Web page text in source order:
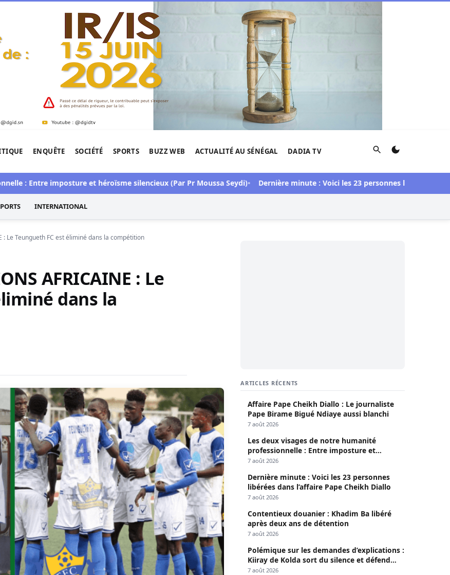
de l'Afrique.
ENQUÊTE SOCIÉTÉ SPORTS BUZZ WEB ACTUALITÉ AU SÉNÉGAL DADIA TV Rechercher
imposture et héroïsme silencieux (Par Pr Moussa Seydi) Dernière minute : Voici les 23 personnes libérées dans
INTERNATIONAL
: Le Teungueth FC est éliminé dans la compétition
AFRICAINE : Le
dans la
ARTICLES RÉCENTS
Affaire Pape Cheikh Diallo : Le journaliste
Pape Birame Bigué Ndiaye aussi blanchi
7 août 2026
Les deux visages de notre humanité
professionnelle : Entre imposture et
héroïsme silencieux (Par Pr Moussa Seydi)
7 août 2026
Dernière minute : Voici les 23 personnes
libérées dans l’affaire Pape Cheikh Diallo
7 août 2026
Contentieux douanier : Khadim Ba libéré
après deux ans de détention
7 août 2026
Polémique sur les demandes d’explications :
Kiiray de Kolda sort du silence et défend
Mamadou Lamine Dianté
7 août 2026